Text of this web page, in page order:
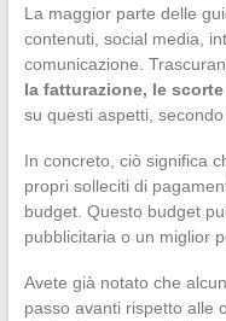
La maggior parte delle
contenuti, social media,
comunicazione.
la fatturazione, le
su questi aspetti, secondo
In concreto, ciò significa
propri solleciti di
budget. Questo budget
pubblicitaria o un miglior
Avete già notato che
passo avanti rispetto alle